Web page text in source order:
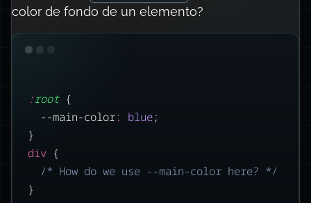
color de fondo de un elemento?
:root {
--main-color: blue;
}
div {
/* How do we use --main-color here? */
}